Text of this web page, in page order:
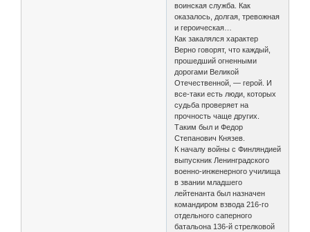
воинская служба. Как
оказалось, долгая, тревожная
и героическая…
Как закалялся характер
Верно говорят, что каждый,
прошедший огненными
дорогами Великой
Отечественной, — герой. И
все-таки есть люди, которых
судьба проверяет на
прочность чаще других.
Таким был и Федор
Степанович Князев.
К началу войны с Финляндией
выпускник Ленинградского
военно-инженерного училища
в звании младшего
лейтенанта был назначен
командиром взвода 216-гo
отдельного саперного
батальона 136-й стрелковой